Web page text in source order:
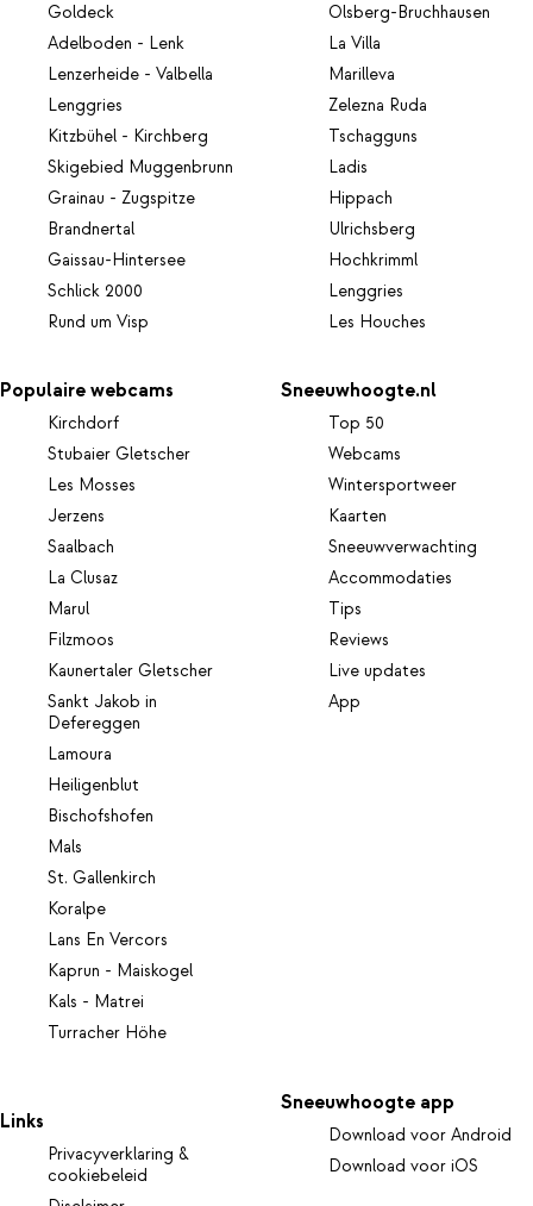
Goldeck
Adelboden - Lenk
Lenzerheide - Valbella
Lenggries
Kitzbühel - Kirchberg
Skigebied Muggenbrunn
Grainau - Zugspitze
Brandnertal
Gaissau-Hintersee
Schlick 2000
Rund um Visp
Olsberg-Bruchhausen
La Villa
Marilleva
Zelezna Ruda
Tschagguns
Ladis
Hippach
Ulrichsberg
Hochkrimml
Lenggries
Les Houches
Populaire webcams
Kirchdorf
Stubaier Gletscher
Les Mosses
Jerzens
Saalbach
La Clusaz
Marul
Filzmoos
Kaunertaler Gletscher
Sankt Jakob in
Defereggen
Lamoura
Heiligenblut
Bischofshofen
Mals
St. Gallenkirch
Koralpe
Lans En Vercors
Kaprun - Maiskogel
Kals - Matrei
Turracher Höhe
Sneeuwhoogte.nl
Top 50
Webcams
Wintersportweer
Kaarten
Sneeuwverwachting
Accommodaties
Tips
Reviews
Live updates
App
Links
Privacyverklaring &
cookiebeleid
Sneeuwhoogte app
Download voor Android
Download voor iOS